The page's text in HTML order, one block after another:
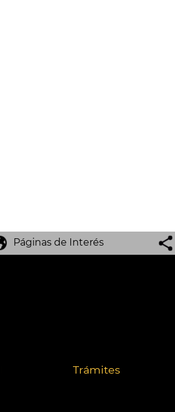
Páginas de Interés
Trámites